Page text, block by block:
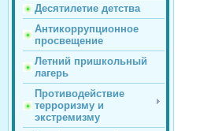
Десятилетие детства
Антикоррупционное
просвещение
Летний пришкольный
лагерь
Противодействие
терроризму и
экстремизму